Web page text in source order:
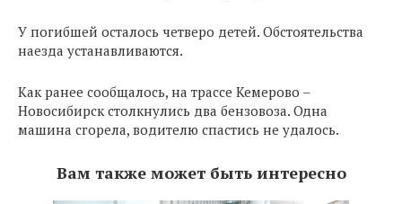
У погибшей осталось четверо детей. Обстоятельства
наезда устанавливаются.
Как ранее сообщалось, на трассе Кемерово –
Новосибирск столкнулись два бензовоза. Одна
машина сгорела, водителю спастись не удалось.
Вам также может быть интересно